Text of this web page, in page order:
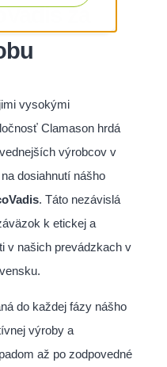
za
vysokými
Clamason hrdá
výrobcov v
dosiahnutí nášho
. Táto nezávislá
k etickej a
v našich prevádzkach v
do každej fázy nášho
výroby a
až po zodpovedné